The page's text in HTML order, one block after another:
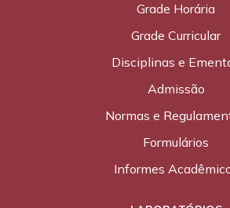
Grade Horária
Grade Curricular
Disciplinas e
Admissão
Normas e
Formulários
Informes